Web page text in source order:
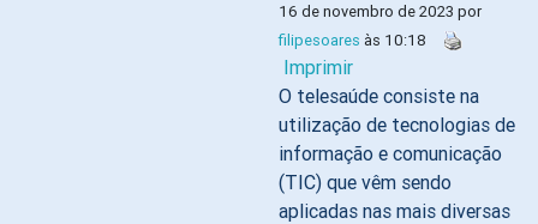
16 de novembro de 2023 por
filipesoares às 10:18
Imprimir
O telesaúde consiste na
utilização de tecnologias de
informação e comunicação
(TIC) que vêm sendo
aplicadas nas mais diversas